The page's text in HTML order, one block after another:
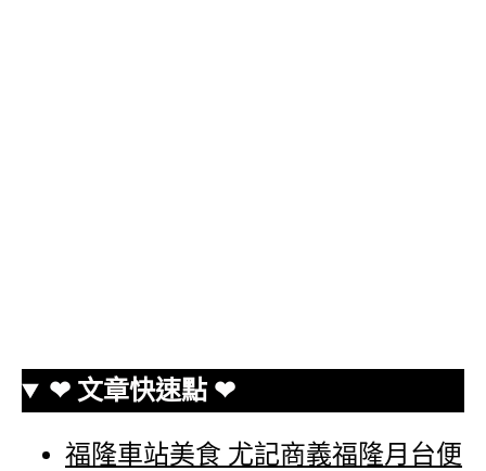
❤ 文章快速點 ❤
福隆車站美食 尤記商義福隆月台便